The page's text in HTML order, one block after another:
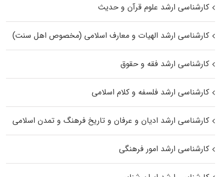
کارشناسی ارشد علوم قرآن و حدیث
کارشناسی ارشد الهیات و معارف اسلامی (مخصوص اهل سنت)
کارشناسی ارشد فقه و حقوق
کارشناسی ارشد فلسفه و کلام اسلامی
کارشناسی ارشد ادیان و عرفان و تاریخ فرهنگ و تمدن اسلامی
کارشناسی ارشد امور فرهنگی